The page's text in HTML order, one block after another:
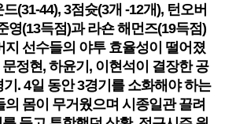
(31-44), 3점슛(3개 -12개), 턴오버
영(13득점)과 라숀 해먼즈(19득점)
지 선수들의 야투 효율성이 떨어졌
정현, 하윤기, 이현석이 결장한 공
. 4일 동안 3경기를 소화해야 하는
몸이 무거웠으며 시종일관 끌려